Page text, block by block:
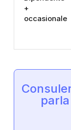
+
occasionale